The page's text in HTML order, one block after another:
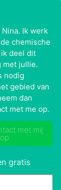
Ik werk
chemische
deel dit
met jullie.
nodig
gebied van
dan
met me op.
met mij
op
gratis